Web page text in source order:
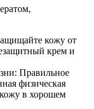
кожу от
крем и
Правильное
физическая
в хорошем